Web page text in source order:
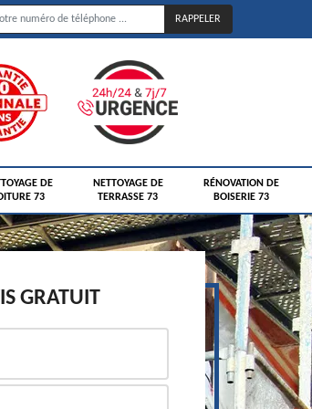
DE
73
NETTOYAGE DE
TERRASSE 73
RÉNOVATION DE
BOISERIE 73
GRATUIT